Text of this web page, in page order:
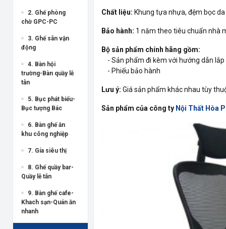
2. Ghế phòng
chờ GPC-PC
3. Ghế sân vận
động
4. Bàn hội
trường-Bàn quầy lễ
tân
5. Bục phát biểu-
Bục tượng Bác
6. Bàn ghế ăn
khu công nghiệp
7. Gía siêu thị
8. Ghế quầy bar-
Quầy lễ tân
9. Bàn ghế cafe-
Khach sạn-Quán ăn
nhanh
Chất liệu: Khung tựa nhựa, đệm bọc
Bảo hành: 1 năm theo tiêu chuẩn nhà
Bộ sản phẩm chính hãng gồm:
- Sản phẩm đi kèm với hướng dẫn lắp
- Phiếu bảo hành
Lưu ý: Giá sản phẩm khác nhau tùy
Sản phẩm của công ty Nội Thất Hòa